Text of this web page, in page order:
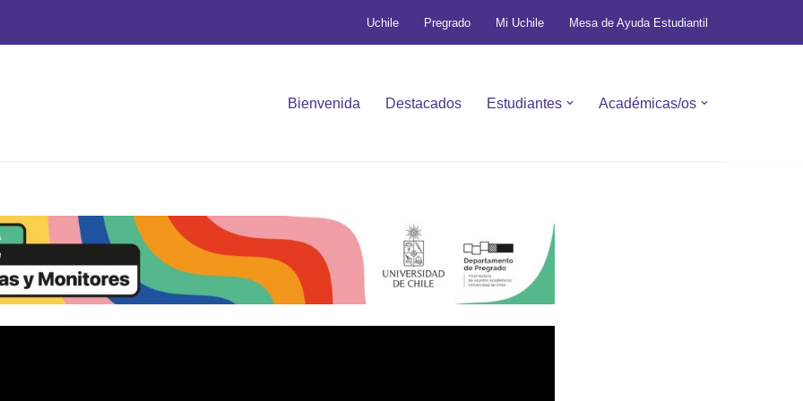
Uchile Pregrado Mi Uchile Mesa de Ayuda Estudiantil
Bienvenida Destacados Estudiantes Académicas/os